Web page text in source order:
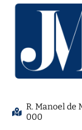
R. Manoel de
000